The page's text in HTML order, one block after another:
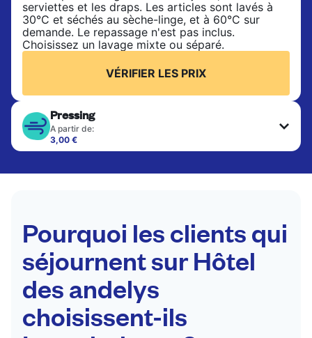
serviettes et les draps. Les articles sont lavés à
30°C et séchés au sèche-linge, et à 60°C sur
demande. Le repassage n'est pas inclus.
Choisissez un lavage mixte ou séparé.
VÉRIFIER LES PRIX
Pressing
A partir de:
3,00 €
Les articles délicats sont nettoyés à sec et finis
costumes, les robes, les manteaux et les tissus
VÉRIFIER LES PRIX
Pourquoi les clients qui
séjournent sur Hôtel
des andelys
choisissent-ils